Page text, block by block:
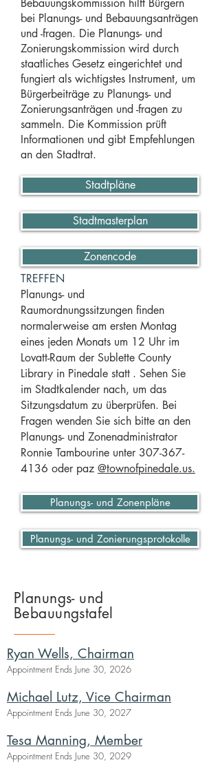
Bebauungskommission hilft Bürgern
bei Planungs- und Bebauungsanträgen
und -fragen. Die Planungs- und
Zonierungskommission wird durch
staatliches Gesetz eingerichtet und
fungiert als wichtigstes Instrument, um
Bürgerbeiträge zu Planungs- und
Zonierungsanträgen und -fragen zu
sammeln. Die Kommission prüft
Informationen und gibt Empfehlungen
an den Stadtrat.
Stadtpläne
Stadtmasterplan
TREFFEN
Planungs- und
Raumordnungssitzungen finden
normalerweise am ersten Montag
eines jeden Monats um 12 Uhr im
Lovatt-Raum der Sublette County
Library in Pinedale statt . Sehen Sie
im Stadtkalender nach, um das
Sitzungsdatum zu überprüfen. Bei
Fragen wenden Sie sich bitte an den
Planungs- und Zonenadministrator
Ronnie Tambourine unter 307-367-
4136 oder paz @townofpinedale.us.
Planungs- und Zonenpläne
Zonencode
Planungs- und Zonierungsprotokolle
Planungs- und
Bebauungstafel
Ryan Wells, Chairman
Appointment Ends June 30, 2026
Michael Lutz, Vice Chairman
Appointment Ends June 30, 2027
Tesa Manning, Member
Appointment Ends June 30, 2029